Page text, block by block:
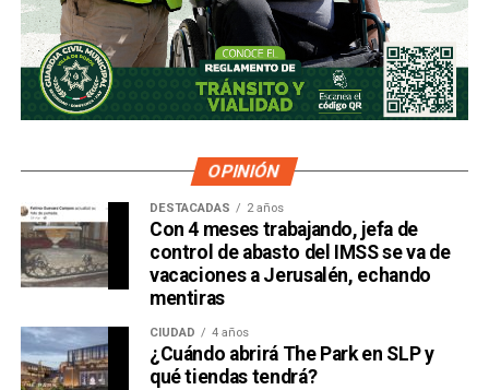
OPINIÓN
DESTACADAS 2 años
Con 4 meses trabajando, jefa de
control de abasto del IMSS se va de
vacaciones a Jerusalén, echando
mentiras
CIUDAD 4 años
¿Cuándo abrirá The Park en SLP y
qué tiendas tendrá?